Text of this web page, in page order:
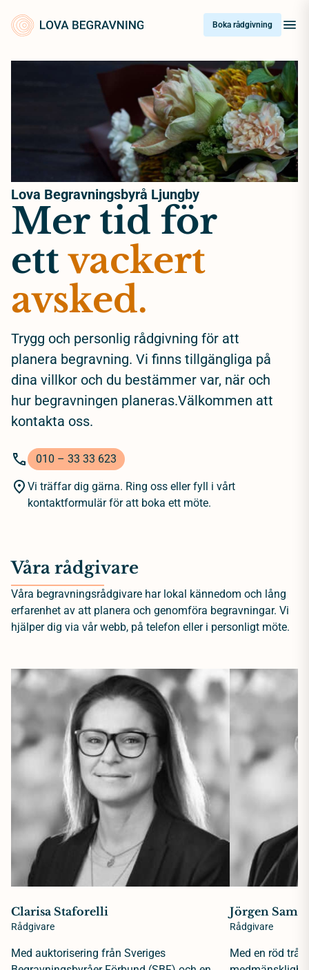
content
Boka rådgivning
Lova Begravningsbyrå Ljungby
Mer tid för
ettvackert
avsked.
Trygg och personlig rådgivning för att
planera begravning. Vi finns tillgängliga på
dina villkor och du bestämmer var, när och
hur begravningen planeras.Välkommen att
kontakta oss.
010 – 33 33 623
Vi träffar dig gärna. Ring oss eller fyll i vårt
kontaktformulär för att boka ett möte.
Våra rådgivare
Våra begravningsrådgivare har lokal kännedom och lång
erfarenhet av att planera och genomföra begravningar. Vi
hjälper dig via vår webb, på telefon eller i personligt möte.
Clarisa Staforelli
Rådgivare
Med auktorisering från Sveriges
Jörgen
Rådgivare
Med en röd